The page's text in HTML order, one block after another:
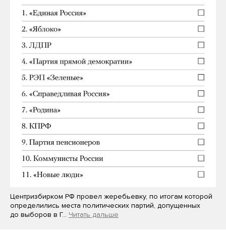
Центризбирком РФ провел жеребьевку, по итогам которой
определились места политических партий, допущенных
до выборов в Г… Читать дальше